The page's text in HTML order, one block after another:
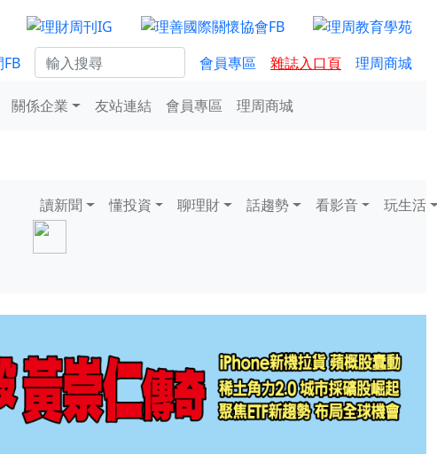
會員專區 雜誌入口頁 理周商城
關係企業 友站連結 會員專區 理周商城
讀新聞 懂投資 聊理財 話趨勢 看影音 玩生活